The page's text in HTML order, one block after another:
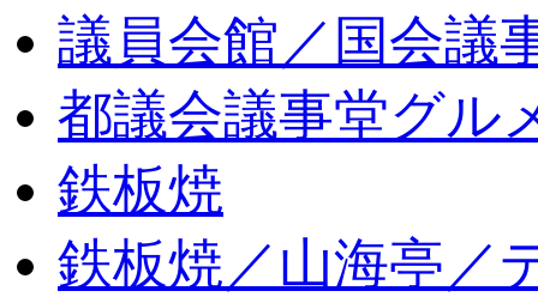
議員会館／国会議
都議会議事堂グル
鉄板焼
鉄板焼／山海亭／